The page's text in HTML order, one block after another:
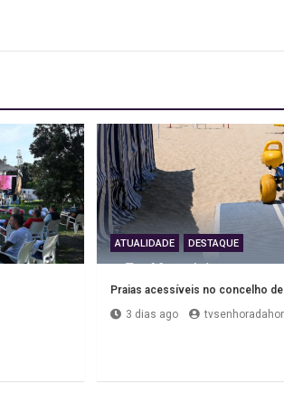
ATUALIDADE DESTAQUE
Praias acessíveis no concelho
3 dias ago